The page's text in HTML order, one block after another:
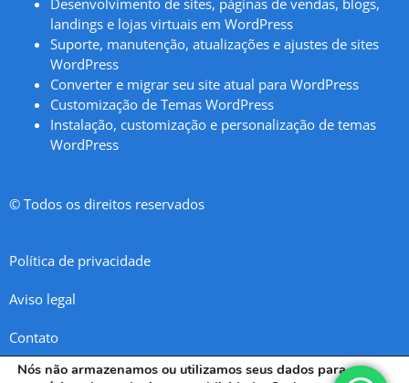
Desenvolvimento de sites, páginas de vendas, blogs,
landings e lojas virtuais em WordPress
Suporte, manutenção, atualizações e ajustes de sites
WordPress
Converter e migrar seu site atual para WordPress
Customização de Temas WordPress
Instalação, customização e personalização de temas
WordPress
© Todos os direitos reservados
Política de privacidade
Aviso legal
Contato
Nós não armazenamos ou utilizamos seus dados para